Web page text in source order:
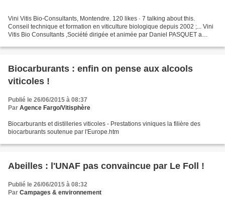
Vini Vitis Bio-Consultants, Montendre. 120 likes · 7 talking about this.
Conseil technique et formation en viticulture biologique depuis 2002 ;... Vini
Vitis Bio Consultants ,Société dirigée et animée par Daniel PASQUET a
Biocarburants : enfin on pense aux alcools
viticoles !
Publié le 26/06/2015 à 08:37
Par Agence Fargo/Vitisphère
Biocarburants et distilleries viticoles - Prestations viniques la filière des
biocarburants soutenue par l'Europe.htm
Abeilles : l'UNAF pas convaincue par Le Foll !
Publié le 26/06/2015 à 08:32
Par Campages & environnement